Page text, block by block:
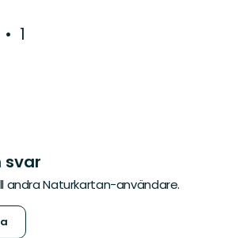
1
svar
andra Naturkartan-användare.